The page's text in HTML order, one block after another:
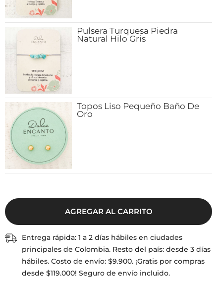
Pulsera Turquesa Piedra
Natural Hilo Gris
Topos Liso Pequeño Baño De
Oro
Entrega rápida: 1 a 2 días hábiles en ciudades
principales de Colombia. Resto del país: desde 3 días
hábiles. Costo de envío: $9.900. ¡Gratis por compras
desde $119.000! Seguro de envío incluido.